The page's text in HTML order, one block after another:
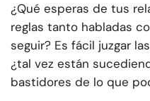
¿Qué esperas de tus
reglas tanto habladas
seguir? Es fácil juzgar
¿tal vez están
bastidores de lo que